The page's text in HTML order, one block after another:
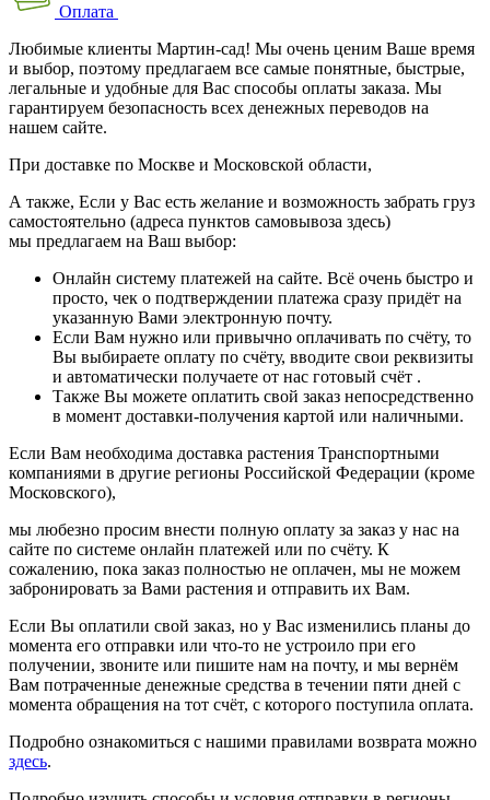
Оплата
Любимые клиенты Мартин-сад! Мы очень ценим Ваше время
и выбор, поэтому предлагаем все самые понятные, быстрые,
легальные и удобные для Вас способы оплаты заказа. Мы
гарантируем безопасность всех денежных переводов на
нашем сайте.
При доставке по Москве и Московской области,
А также, Если у Вас есть желание и возможность забрать груз
самостоятельно (адреса пунктов самовывоза здесь)
мы предлагаем на Ваш выбор:
Онлайн систему платежей на сайте. Всё очень быстро и
просто, чек о подтверждении платежа сразу придёт на
указанную Вами электронную почту.
Если Вам нужно или привычно оплачивать по счёту, то
Вы выбираете оплату по счёту, вводите свои реквизиты
и автоматически получаете от нас готовый счёт .
Также Вы можете оплатить свой заказ непосредственно
в момент доставки-получения картой или наличными.
Если Вам необходима доставка растения Транспортными
компаниями в другие регионы Российской Федерации (кроме
Московского),
мы любезно просим внести полную оплату за заказ у нас на
сайте по системе онлайн платежей или по счёту. К
сожалению, пока заказ полностью не оплачен, мы не можем
забронировать за Вами растения и отправить их Вам.
Если Вы оплатили свой заказ, но у Вас изменились планы до
момента его отправки или что-то не устроило при его
получении, звоните или пишите нам на почту, и мы вернём
Вам потраченные денежные средства в течении пяти дней с
момента обращения на тот счёт, с которого поступила оплата.
Подробно ознакомиться с нашими правилами возврата можно
здесь.